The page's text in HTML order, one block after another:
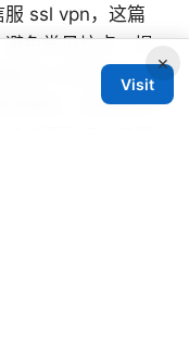
服 ssl vpn，这篇
免常见坑点、提
深入的技术细
模板，请按需告
×
Visit